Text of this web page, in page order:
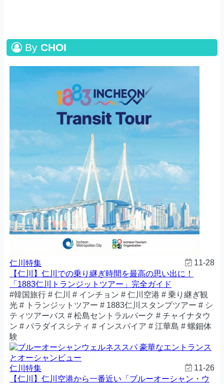
By CHOI
仁川特集
11-28
【仁川】仁川での乗り継ぎ時間を最高の思い出に！
「1883仁川トランジットツアー」完全ガイド
#韓国旅行 # 仁川 # インチョン # 仁川空港 # 乗り継ぎ観
光 # トランジットツアー # 1883仁川スタンプツアー # シ
ティツアーバス # 松島セントラルパーク # チャイナタウ
ン # パラダイスシティ # インスパイア # 江華島 # 螺鈿体
験
仁川特集
11-26
【仁川】仁川空港から一番近い「ブルーオーシャン・ウ